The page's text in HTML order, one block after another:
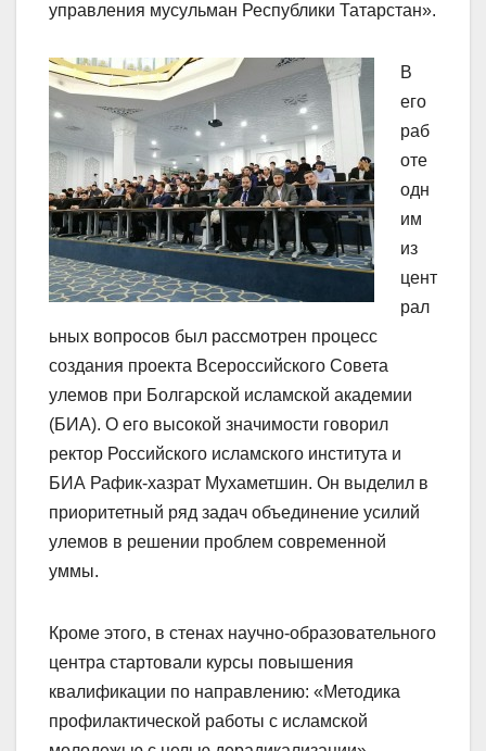
управления мусульман Республики Татарстан».
В
его
раб
оте
одн
им
из
цент
рал
ьных вопросов был рассмотрен процесс
создания проекта Всероссийского Совета
улемов при Болгарской исламской академии
(БИА). О его высокой значимости говорил
ректор Российского исламского института и
БИА Рафик-хазрат Мухаметшин. Он выделил в
приоритетный ряд задач объединение усилий
улемов в решении проблем современной
уммы.
Кроме этого, в стенах научно-образовательного
центра стартовали курсы повышения
квалификации по направлению: «Методика
профилактической работы с исламской